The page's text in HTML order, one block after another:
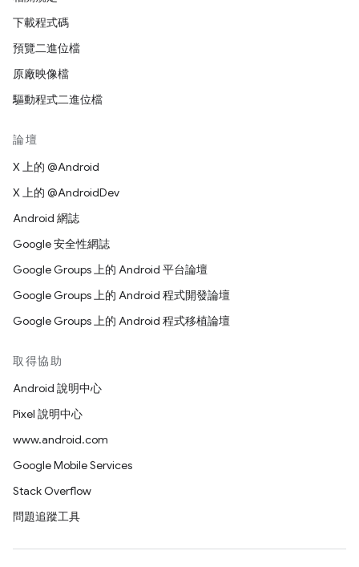
下載程式碼
預覽二進位檔
原廠映像檔
驅動程式二進位檔
論壇
X 上的 @Android
X 上的 @AndroidDev
Android 網誌
Google 安全性網誌
Google Groups 上的 Android 平台論壇
Google Groups 上的 Android 程式開發論壇
Google Groups 上的 Android 程式移植論壇
取得協助
Android 說明中心
Pixel 說明中心
www.android.com
Google Mobile Services
Stack Overflow
問題追蹤工具